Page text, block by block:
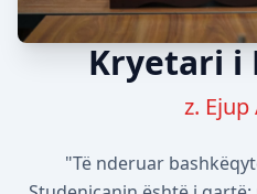
Kryetari i
z. Ejup
"Të nderuar